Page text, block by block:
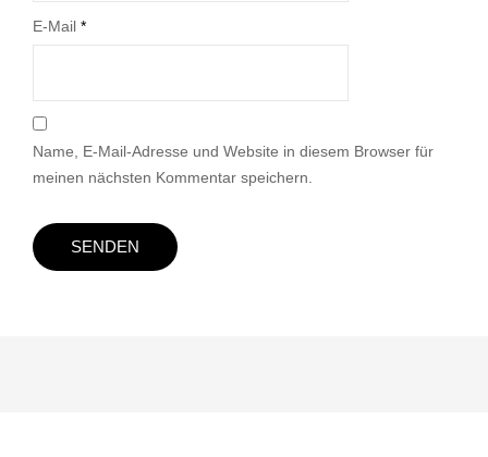
E-Mail *
Name, E-Mail-Adresse und Website in diesem Browser für
meinen nächsten Kommentar speichern.